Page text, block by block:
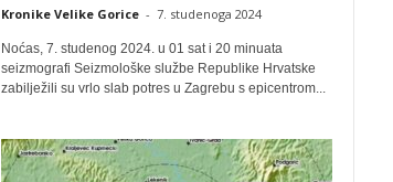
Kronike Velike Gorice - 7. studenoga 2024
Noćas, 7. studenog 2024. u 01 sat i 20 minuata
seizmografi Seizmološke službe Republike Hrvatske
zabilježili su vrlo slab potres u Zagrebu s epicentrom...